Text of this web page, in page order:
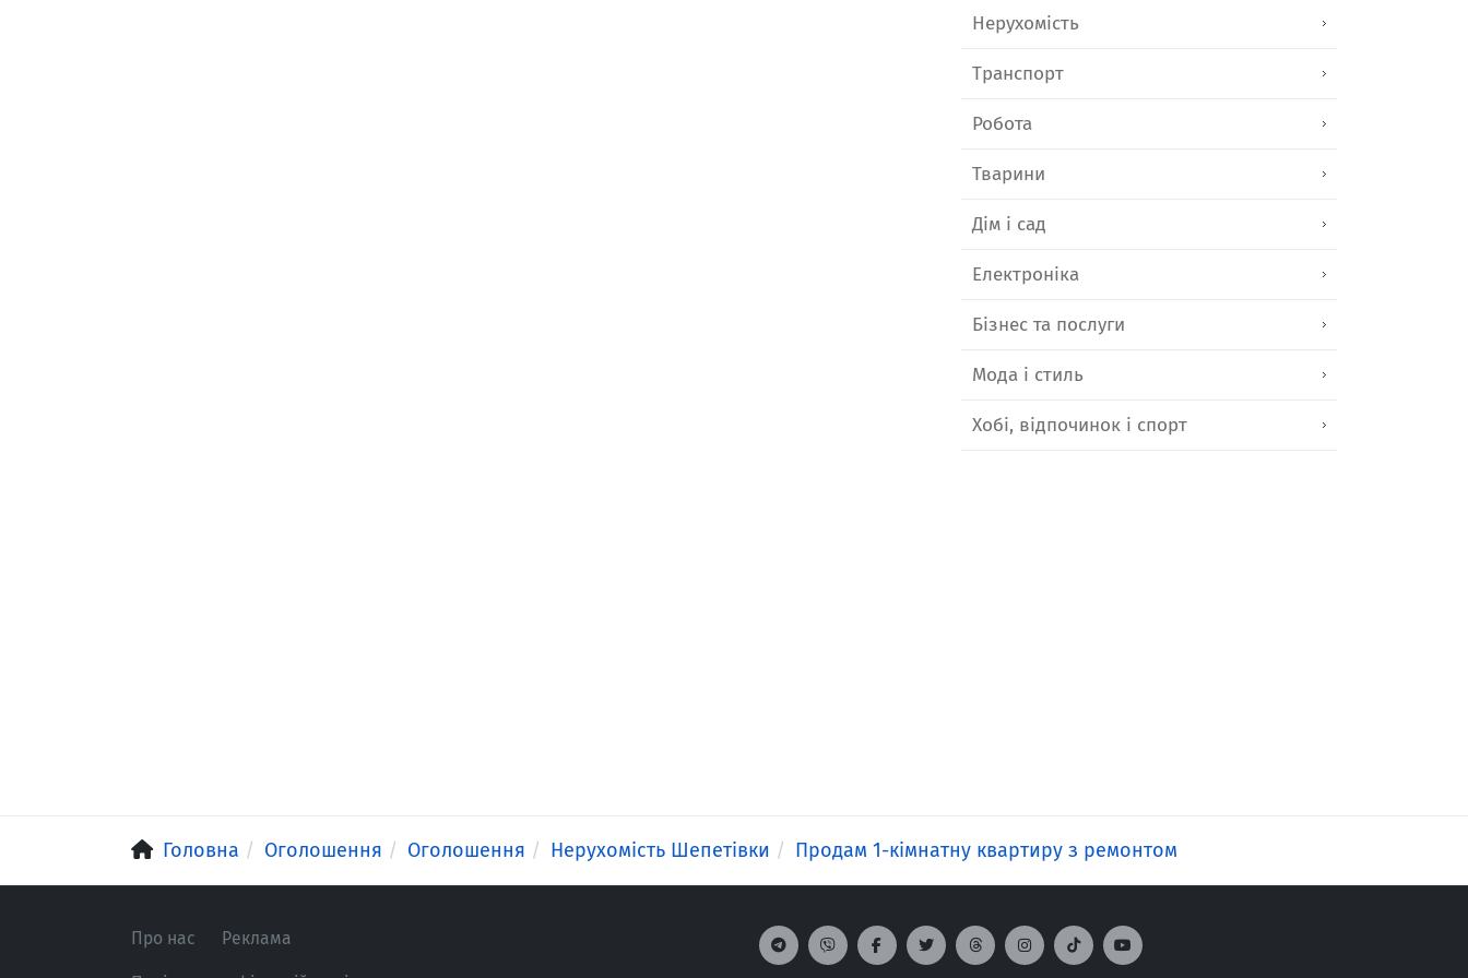
Нерухомість
Транспорт
Робота
Тварини
Дім і сад
Електроніка
Бізнес та послуги
Мода і стиль
Хобі, відпочинок і спорт
Головна Оголошення Оголошення Нерухомість Шепетівки Продам 1-кімнатну квартиру з ремонтом
Про нас Реклама